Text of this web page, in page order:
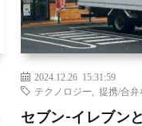
2024.12.26 15:31:59
テクノロジー
,提携/合弁
セブン-イレブン